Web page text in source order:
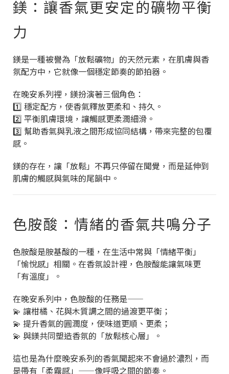
鎂：讓香氣更安定的礦物平衡
力
鎂是一種被譽為「放鬆礦物」的天然元素，在肌膚與香
氛配方中，它就像一個穩定節奏的節拍器。
在晚安系列裡，鎂扮演著三個角色：
1️⃣ 穩定配方，使香氣釋放更柔和、持久。
2️⃣ 平衡肌膚環境，讓觸感更柔潤細滑。
3️⃣ 幫助香氣與乳液之間形成協同結構，帶來完整的包覆
感。
鎂的存在，讓「放鬆」不再只停留在聞覺，而是延伸到
肌膚的觸感與氣味的尾韻中。
色胺酸：情緒的香氣共鳴分子
色胺酸是胺基酸的一種，在生活中常與「情緒平衡」
「愉悅感」相關。在香氛設計裡，色胺酸能讓氣味更
「有溫度」。
在晚安系列中，色胺酸的任務是——
💫 讓柑橘、花與木質調之間的過渡更平衡；
💫 提升香氣的圓潤度，使味道更順、更柔；
💫 與鎂共同塑造香氛的「放鬆核心層」。
這也是為什麼晚安系列的香氣聞起來不會過於濃烈，而
是帶有「柔霧感」——像呼吸之間的節奏。